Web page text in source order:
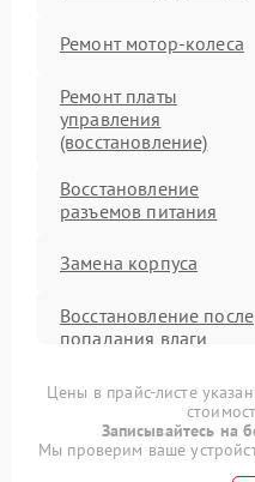
Ремонт мотор-колеса
Ремонт платы
управления
(восстановление)
Восстановление
разъемов питания
Замена корпуса
Восстановление после
попадания влаги
Замена датчика холла
Замена элемента
освещения
Цены в прайс-листе
Записывайтесь на
Мы проверим ваше